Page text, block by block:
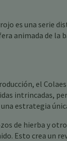
es una serie
animada de
el
intrincadas,
estrategia
de hierba y
Esto crea un